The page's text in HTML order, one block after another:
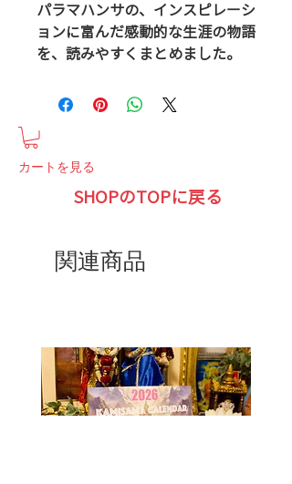
パラマハンサの、インスピレーシ
ョンに富んだ感動的な生涯の物語
を、読みやすくまとめました。
カートを見る
SHOPのTOPに戻る
関連商品